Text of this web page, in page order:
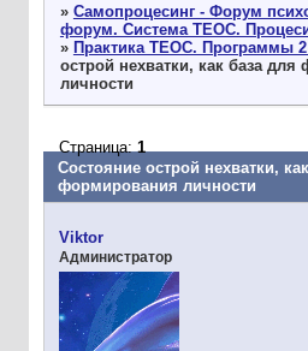
» Самопроцесинг - Форум
форум. Система ТЕОС.
» Практика ТЕОС. Программы
острой нехватки, как база
личности
Состояние острой нехватки,
формирования личности
Страница:1
Viktor
Администратор